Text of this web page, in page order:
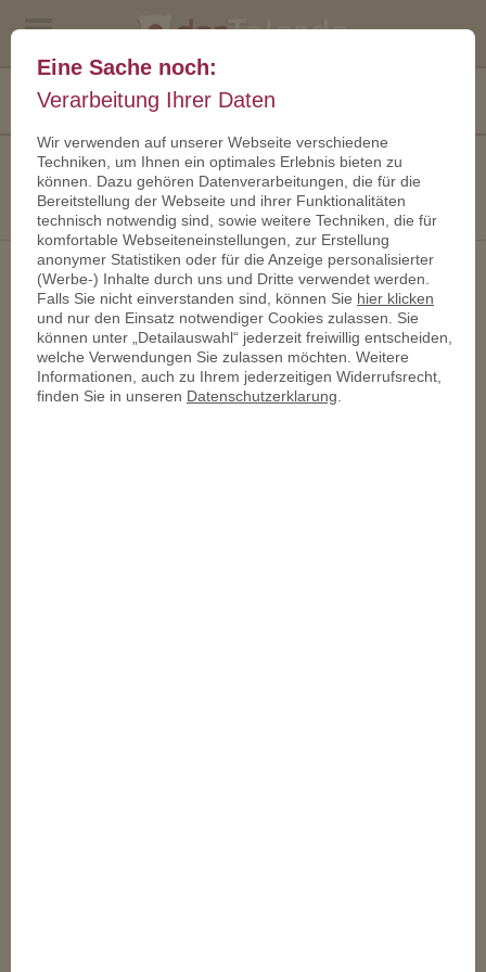
+49 30 467 260 70
KONTAKT- BITTE WÄHLEN
ÜBER UNS
Unverbindliche Anfrage
Bitte füllen Sie dieses Formular vollständig aus. So
können wir Ihnen ein passendes Angebot erstellen.
Sind Ihnen einige Details noch unklar, lassen Sie diese
frei oder rufen uns gerne für eine Beratung an.
Eine Sache noch:
Verarbeitung Ihrer Daten
Wir verwenden auf unserer Webseite verschiedene
Techniken, um Ihnen ein optimales Erlebnis bieten zu
können. Dazu gehören Datenverarbeitungen, die für die
Bereitstellung der Webseite und ihrer Funktionalitäten
technisch notwendig sind, sowie weitere Techniken, die für
komfortable Webseiteneinstellungen, zur Erstellung
anonymer Statistiken oder für die Anzeige personalisierter
(Werbe-) Inhalte durch uns und Dritte verwendet werden.
Falls Sie nicht einverstanden sind, können Sie hier klicken
und nur den Einsatz notwendiger Cookies zulassen. Sie
können unter „Detailauswahl“ jederzeit freiwillig entscheiden,
welche Verwendungen Sie zulassen möchten. Weitere
Informationen, auch zu Ihrem jederzeitigen Widerrufsrecht,
finden Sie in unseren Datenschutzerklarung